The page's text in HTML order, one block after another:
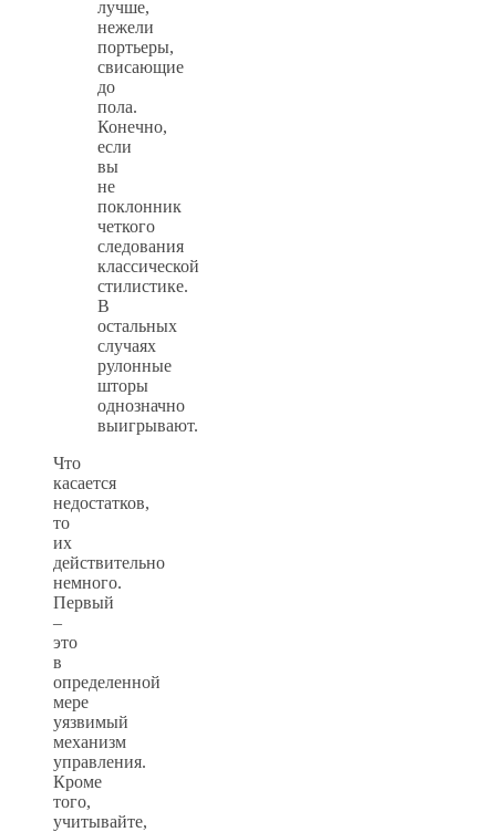
лучше,
нежели
портьеры,
свисающие
до
пола.
Конечно,
если
вы
не
поклонник
четкого
следования
классической
стилистике.
В
остальных
случаях
рулонные
шторы
однозначно
выигрывают.
Что
касается
недостатков,
то
их
действительно
немного.
Первый
–
это
в
определенной
мере
уязвимый
механизм
управления.
Кроме
того,
учитывайте,